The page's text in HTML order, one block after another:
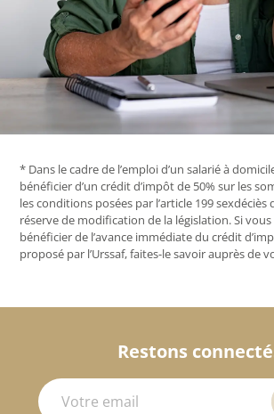
* Dans le cadre de l’emploi d’un salarié à
bénéficier d’un crédit d’impôt de 50% sur les
les conditions posées par l’article 199 sexdéciès
réserve de modification de la législation. Si
bénéficier de l’avance immédiate du crédit
proposé par l’Urssaf, faites-le savoir auprès de
Restons